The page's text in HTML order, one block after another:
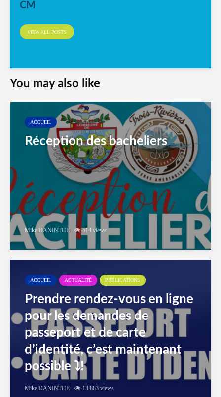
CM
VIEW ALL POSTS
You may also like
ACCUEIL
Réception des bacheliers
Mike DANINTHE 514 views
ACCUEIL ACTUALITÉ PUBLICATIONS
Prendre rendez-vous en ligne
pour les demandes de
passeport et de carte
d’identité, c’est maintenant
possible ⤵️!
Mike DANINTHE 13 883 views